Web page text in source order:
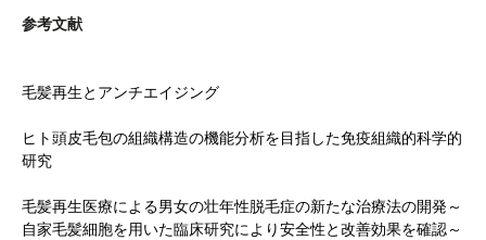
参考文献
毛髪再生とアンチエイジング
ヒト頭皮毛包の組織構造の機能分析を目指した免疫組織的科学的
研究
毛髪再生医療による男女の壮年性脱毛症の新たな治療法の開発～
自家毛髪細胞を用いた臨床研究により安全性と改善効果を確認～